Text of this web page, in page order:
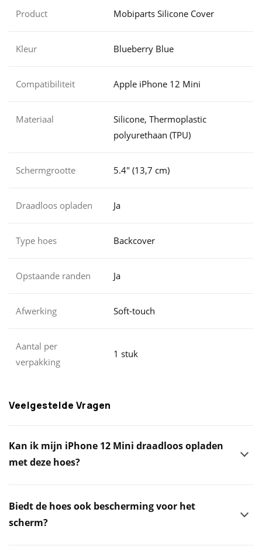
Product Mobiparts Silicone Cover
Kleur Blueberry Blue
Compatibiliteit Apple iPhone 12 Mini
Materiaal
Silicone, Thermoplastic
polyurethaan (TPU)
Schermgrootte 5.4" (13,7 cm)
Draadloos opladen Ja
Type hoes Backcover
Opstaande randen Ja
Afwerking Soft-touch
Aantal per
verpakking
1 stuk
Veelgestelde Vragen
Kan ik mijn iPhone 12 Mini draadloos opladen
met deze hoes?
Biedt de hoes ook bescherming voor het
scherm?